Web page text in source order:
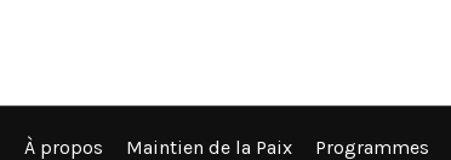
À propos Maintien de la Paix Programmes